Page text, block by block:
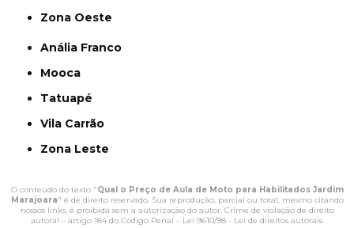
Zona Oeste
Anália Franco
Mooca
Tatuapé
Vila Carrão
Zona Leste
O conteúdo do texto "Qual o Preço de Aula de Moto para Habilitados Jardim
Marajoara" é de direito reservado. Sua reprodução, parcial ou total, mesmo citando
nossos links, é proibida sem a autorização do autor. Crime de violação de direito
autoral – artigo 184 do Código Penal – Lei 9610/98 - Lei de direitos autorais.